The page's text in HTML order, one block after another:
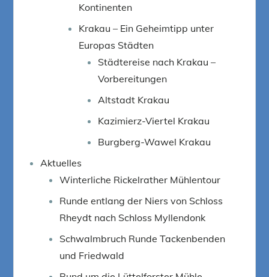
Kontinenten
Krakau – Ein Geheimtipp unter
Europas Städten
Städtereise nach Krakau –
Vorbereitungen
Altstadt Krakau
Kazimierz-Viertel Krakau
Burgberg-Wawel Krakau
Aktuelles
Winterliche Rickelrather Mühlentour
Runde entlang der Niers von Schloss
Rheydt nach Schloss Myllendonk
Schwalmbruch Runde Tackenbenden
und Friedwald